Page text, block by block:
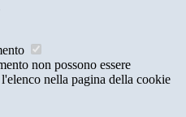
non possono essere
nella pagina della cookie